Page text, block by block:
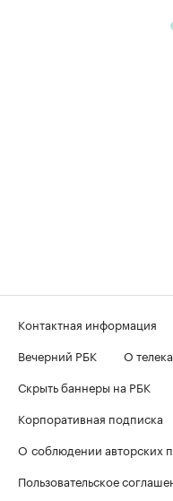
Контактная информация
Вечерний РБК
О
Скрыть баннеры на РБК
Корпоративная подписка
О соблюдении авторских
Пользовательское